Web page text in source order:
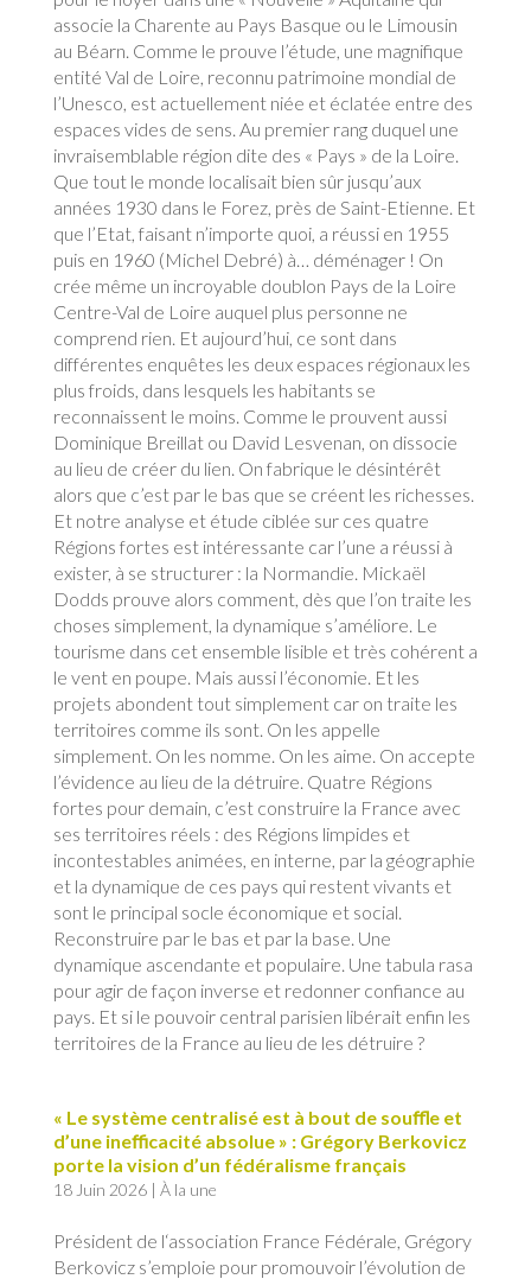
associe la Charente au Pays Basque ou le Limousin
au Béarn. Comme le prouve l’étude, une magnifique
entité Val de Loire, reconnu patrimoine mondial de
l’Unesco, est actuellement niée et éclatée entre des
espaces vides de sens. Au premier rang duquel une
invraisemblable région dite des « Pays » de la Loire.
Que tout le monde localisait bien sûr jusqu’aux
années 1930 dans le Forez, près de Saint-Etienne. Et
que l’Etat, faisant n’importe quoi, a réussi en 1955
puis en 1960 (Michel Debré) à… déménager ! On
crée même un incroyable doublon Pays de la Loire
Centre-Val de Loire auquel plus personne ne
comprend rien. Et aujourd’hui, ce sont dans
différentes enquêtes les deux espaces régionaux les
plus froids, dans lesquels les habitants se
reconnaissent le moins. Comme le prouvent aussi
Dominique Breillat ou David Lesvenan, on dissocie
au lieu de créer du lien. On fabrique le désintérêt
alors que c’est par le bas que se créent les richesses.
Et notre analyse et étude ciblée sur ces quatre
Régions fortes est intéressante car l’une a réussi à
exister, à se structurer : la Normandie. Mickaël
Dodds prouve alors comment, dès que l’on traite les
choses simplement, la dynamique s’améliore. Le
tourisme dans cet ensemble lisible et très cohérent a
le vent en poupe. Mais aussi l’économie. Et les
projets abondent tout simplement car on traite les
territoires comme ils sont. On les appelle
simplement. On les nomme. On les aime. On accepte
l’évidence au lieu de la détruire. Quatre Régions
fortes pour demain, c’est construire la France avec
ses territoires réels : des Régions limpides et
incontestables animées, en interne, par la géographie
et la dynamique de ces pays qui restent vivants et
sont le principal socle économique et social.
Reconstruire par le bas et par la base. Une
dynamique ascendante et populaire. Une tabula rasa
pour agir de façon inverse et redonner confiance au
pays. Et si le pouvoir central parisien libérait enfin les
territoires de la France au lieu de les détruire ?
« Le système centralisé est à bout de souﬄe et
d’une ineﬃcacité absolue » : Grégory Berkovicz
porte la vision d’un fédéralisme français
18 Juin 2026| À la une
Président de l‘association France Fédérale, Grégory
Berkovicz s’emploie pour promouvoir l’évolution de